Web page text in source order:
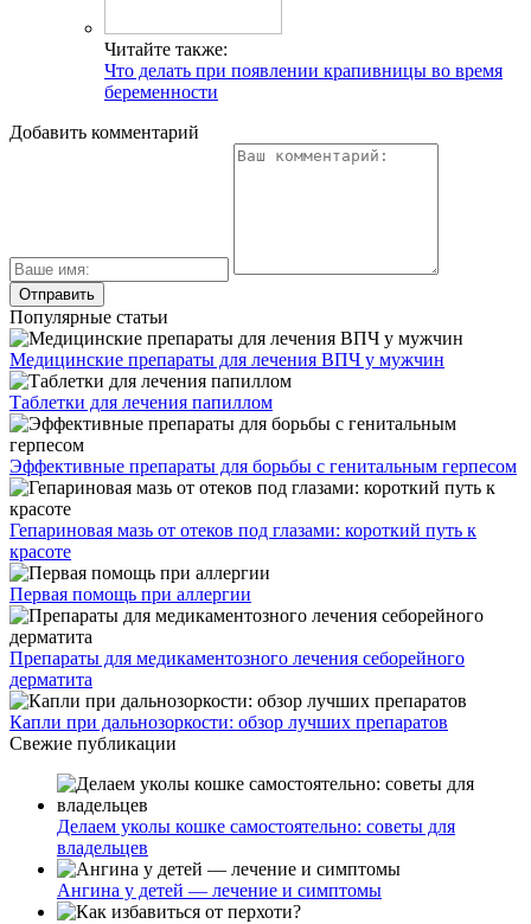
Читайте также:
Что делать при появлении крапивницы во время
беременности
Добавить комментарий
Популярные статьи
Медицинские препараты для лечения ВПЧ у мужчин
Таблетки для лечения папиллом
Эффективные препараты для борьбы с генитальным герпесом
Гепариновая мазь от отеков под глазами: короткий путь к
красоте
Первая помощь при аллергии
Препараты для медикаментозного лечения себорейного
дерматита
Капли при дальнозоркости: обзор лучших препаратов
Свежие публикации
Делаем уколы кошке самостоятельно: советы для
владельцев
Ангина у детей — лечение и симптомы